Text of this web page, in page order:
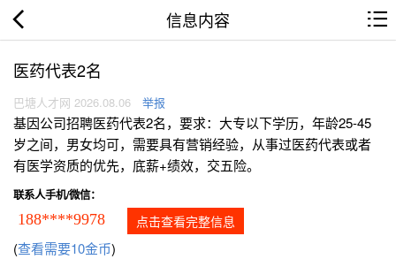
信息内容
医药代表2名
巴塘人才网 2026.08.06 举报
基因公司招聘医药代表2名，要求：大专以下学历，年龄25-45
岁之间，男女均可，需要具有营销经验，从事过医药代表或者
有医学资质的优先，底薪+绩效，交五险。
联系人手机/微信：
188****9978 点击查看完整信息
(查看需要10金币)